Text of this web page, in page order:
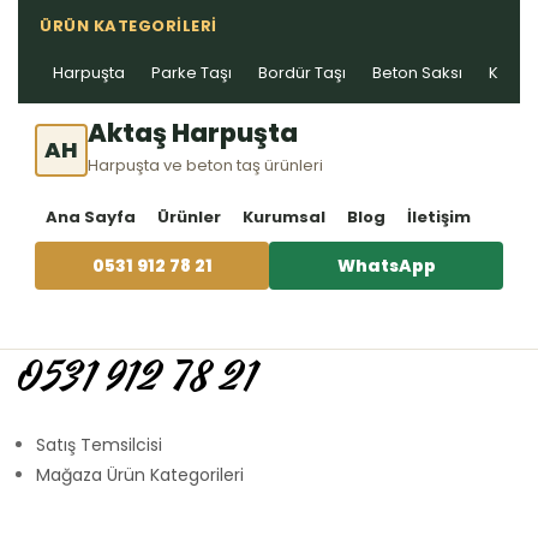
ÜRÜN KATEGORILERI
Harpuşta Parke Taşı Bordür Taşı Beton Saksı Kablo
AH Aktaş Harpuşta
Harpuşta ve beton taş ürünleri
Ana Sayfa Ürünler Kurumsal Blog İletişim
0531 912 78 21 WhatsApp
0531 912 78 21
Satış Temsilcisi
Mağaza Ürün Kategorileri